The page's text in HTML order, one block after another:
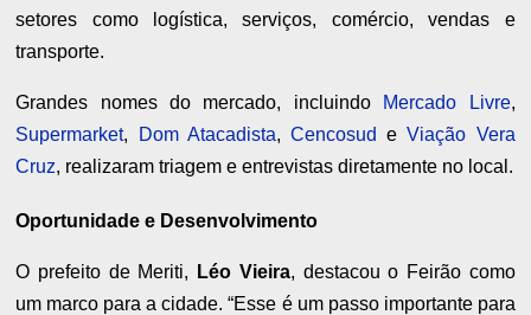
setores como logística, serviços, comércio, vendas e
transporte.
Grandes nomes do mercado, incluindo Mercado Livre,
Supermarket, Dom Atacadista, Cencosud eViação Vera
Cruz, realizaram triagem e entrevistas diretamente no local.
Oportunidade e Desenvolvimento
O prefeito de Meriti, Léo Vieira, destacou o Feirão como
um marco para a cidade. “Esse é um passo importante para